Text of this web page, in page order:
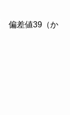
偏差値39（か